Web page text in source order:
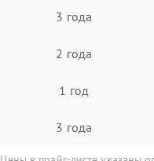
3 года
2 года
1 год
3 года